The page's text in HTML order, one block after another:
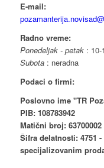
E-mail:
Radno vreme:
Ponedeljak - petak: 10-
Subota: neradna
Podaci o firmi:
Poslovno ime "TR
PIB: 108783942
Matični broj: 63700002
Šifra delatnosti: 4751
specijalizovanim